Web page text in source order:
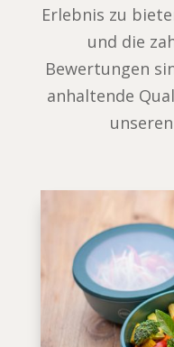
Erlebnis zu
und die
Bewertungen
anhaltende